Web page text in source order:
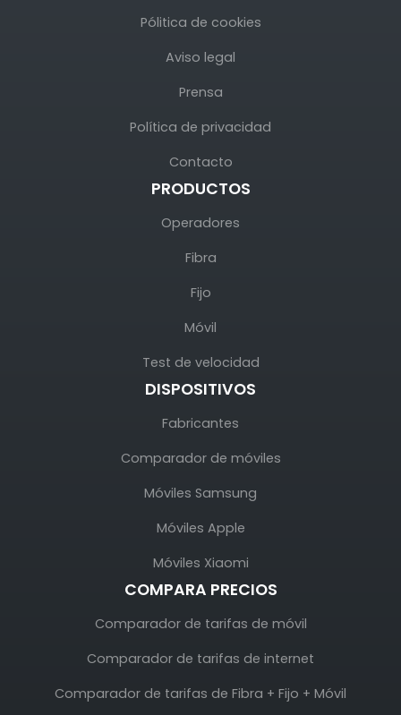
Pólitica de cookies
Aviso legal
Prensa
Política de privacidad
Contacto
PRODUCTOS
Operadores
Fibra
Fijo
Móvil
Test de velocidad
DISPOSITIVOS
Fabricantes
Comparador de móviles
Móviles Samsung
Móviles Apple
Móviles Xiaomi
COMPARA PRECIOS
Comparador de tarifas de móvil
Comparador de tarifas de internet
Comparador de tarifas de Fibra + Fijo + Móvil